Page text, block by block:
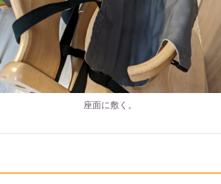
座面に敷く。